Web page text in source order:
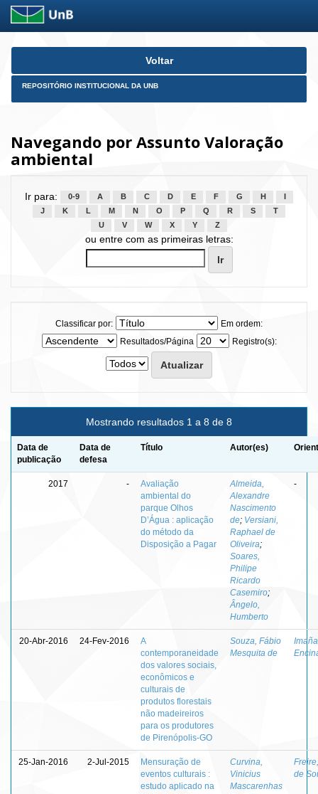
Skip
Voltar
REPOSITÓRIO INSTITUCIONAL DA UNB
Navegando por Assunto Valoração
ambiental
Ir para: 0-9 A B C D E F G H
J
K L M N O P Q R S
T
U
V W X Y Z
ou entre com as primeiras letras:
Classificar por:
Em ordem:
Resultados/Página
Registro(s):
Mostrando resultados 1 a 8 de 8
Data de
publicação
Data de
defesa
Título Autor(es)
2017 -
Avaliação
ambiental do
parque Olhos
D’Água : aplicação
do método da
Disposição a Pagar
Almeida,
Alexandre
Nascimento
de; Versiani,
Raphael de
Oliveira;
Soares,
Philipe
Ricardo
Casemiro;
Ângelo,
Humberto
-
20-Abr-2016 24-Fev-2016
A
contemporaneidade
dos valores sociais,
econômicos e
culturais de
produtos florestais
não madeireiros
para os produtores
de Pirenópolis-GO
Souza, Fábio
Mesquita de
Imaña
25-Jan-2016 2-Jul-2015
Mensuração de
eventos culturais :
estudo aplicado na
Curvina,
Vinicius
Mascarenhas
de